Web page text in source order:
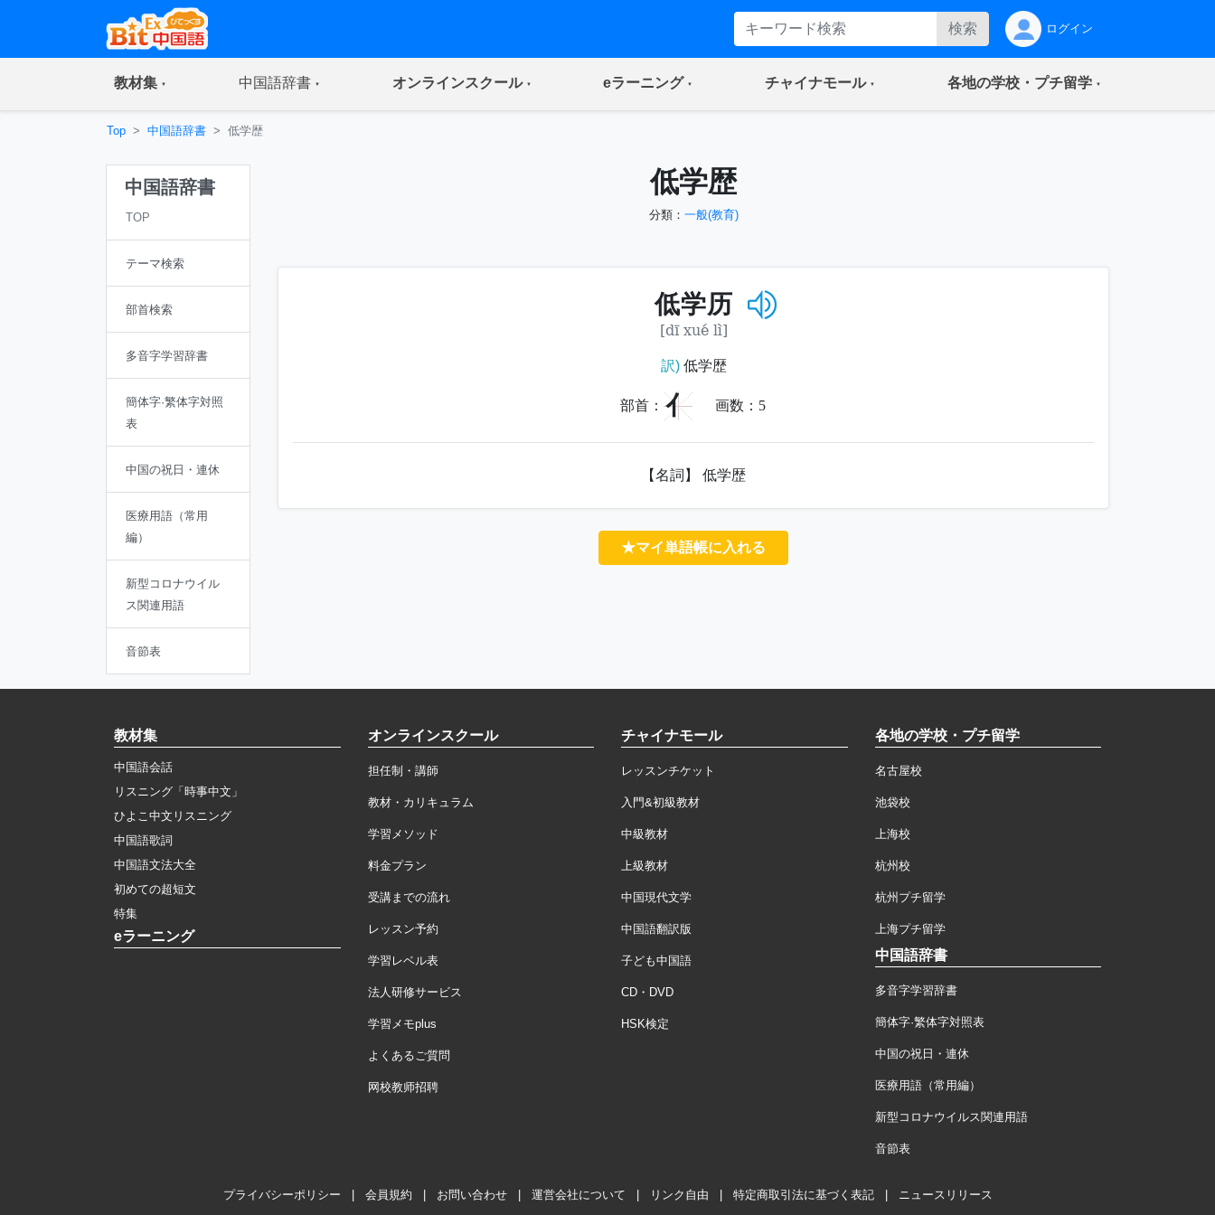
検索 ログイン
教材集(current) 中国語辞書(current) オンラインスクール(current) eラーニング(current) チャイナモール(current) 各地の学校・プチ留学(current)
Top 中国語辞書 低学歴
中国語辞書
TOP
テーマ検索
部首検索
多音字学習辞書
簡体字·繁体字対照
表
中国の祝日・連休
医療用語（常用
編）
新型コロナウイル
ス関連用語
音節表
低学歴
分類： 一般(教育)
低学历
[dī xué lì]
訳)低学歴
部首： 亻 画数： 5
【名詞】 低学歴
★マイ単語帳に入れる
教材集
中国語会話
リスニング「時事中文」
ひよこ中文リスニング
中国語歌詞
中国語文法大全
初めての超短文
特集
eラーニング
オンラインスクール
担任制・講師
教材・カリキュラム
学習メソッド
料金プラン
受講までの流れ
レッスン予約
学習レベル表
法人研修サービス
学習メモplus
よくあるご質問
网校教师招聘
チャイナモール
レッスンチケット
入門&初級教材
中級教材
上級教材
中国現代文学
中国語翻訳版
子ども中国語
CD・DVD
HSK検定
各地の学校・プチ留学
名古屋校
池袋校
上海校
杭州校
杭州プチ留学
上海プチ留学
中国語辞書
多音字学習辞書
簡体字·繁体字対照表
中国の祝日・連休
医療用語（常用編）
新型コロナウイルス関連用語
音節表
プライバシーポリシー 会員規約 お問い合わせ 運営会社について リンク自由 特定商取引法に基づく表記 ニュースリリース